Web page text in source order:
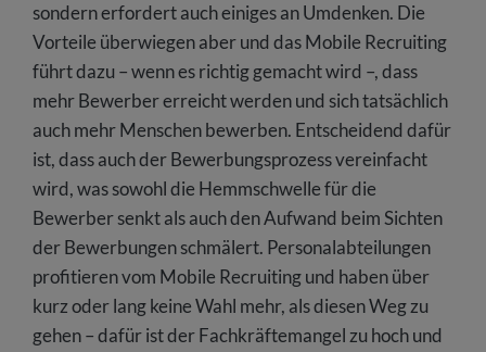
sondern erfordert auch einiges an Umdenken. Die
Vorteile überwiegen aber und das Mobile Recruiting
führt dazu – wenn es richtig gemacht wird –, dass
mehr Bewerber erreicht werden und sich tatsächlich
auch mehr Menschen bewerben. Entscheidend dafür
ist, dass auch der Bewerbungsprozess vereinfacht
wird, was sowohl die Hemmschwelle für die
Bewerber senkt als auch den Aufwand beim Sichten
der Bewerbungen schmälert. Personalabteilungen
profitieren vom Mobile Recruiting und haben über
kurz oder lang keine Wahl mehr, als diesen Weg zu
gehen – dafür ist der Fachkräftemangel zu hoch und